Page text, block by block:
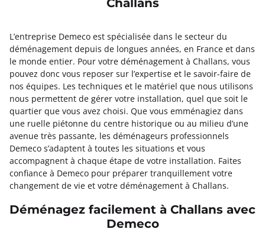
L’entreprise Demeco est spécialisée dans le secteur du
déménagement depuis de longues années, en France et dans
le monde entier. Pour votre déménagement à Challans, vous
pouvez donc vous reposer sur l’expertise et le savoir-faire de
nos équipes. Les techniques et le matériel que nous utilisons
nous permettent de gérer votre installation, quel que soit le
quartier que vous avez choisi. Que vous emménagiez dans
une ruelle piétonne du centre historique ou au milieu d’une
avenue très passante, les déménageurs professionnels
Demeco s’adaptent à toutes les situations et vous
accompagnent à chaque étape de votre installation. Faites
confiance à Demeco pour préparer tranquillement votre
changement de vie et votre déménagement à Challans.
Déménagez facilement à Challans avec
Demeco